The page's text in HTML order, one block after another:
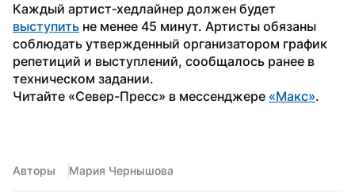
выступить не менее 45 минут. Артисты обязаны
соблюдать утвержденный организатором график
репетиций и выступлений, сообщалось ранее в
техническом задании.
Читайте «Север-Пресс» в мессенджере «Макс».
Авторы Мария Чернышова